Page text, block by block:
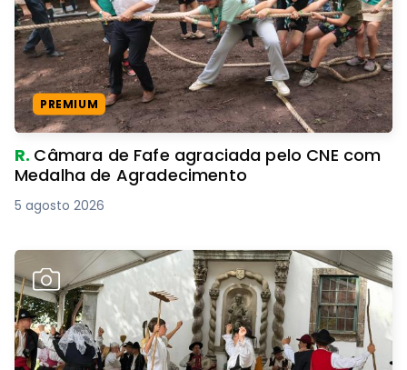
PREMIUM
R. Câmara de Fafe agraciada pelo CNE com
Medalha de Agradecimento
5 agosto 2026